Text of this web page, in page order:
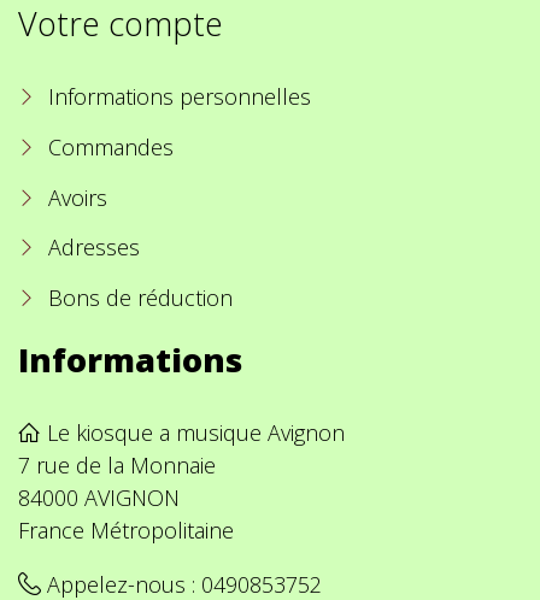
Votre compte
Informations personnelles
Commandes
Avoirs
Adresses
Bons de réduction
Informations
Le kiosque a musique Avignon
7 rue de la Monnaie
84000 AVIGNON
France Métropolitaine
Appelez-nous : 0490853752